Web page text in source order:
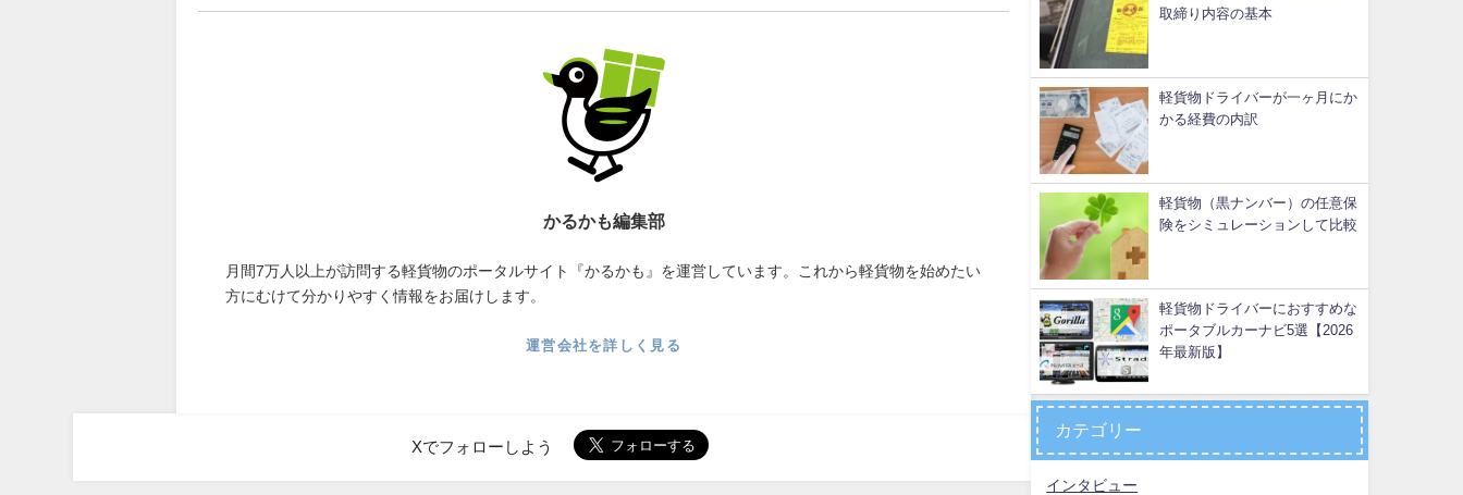
かるかも編集部
月間7万人以上が訪問する軽貨物のポータルサイト『かるかも』を運営しています。これから軽貨物を始めたい
方にむけて分かりやすく情報をお届けします。
運営会社を詳しく見る
Xでフォローしよう
取締り内容の基本
軽貨物ドライバーが一ヶ月にか
かる経費の内訳
軽貨物（黒ナンバー）の任意保
険をシミュレーションして比較
軽貨物ドライバーにおすすめな
ポータブルカーナビ5選【2026
年最新版】
カテゴリー
インタビュー